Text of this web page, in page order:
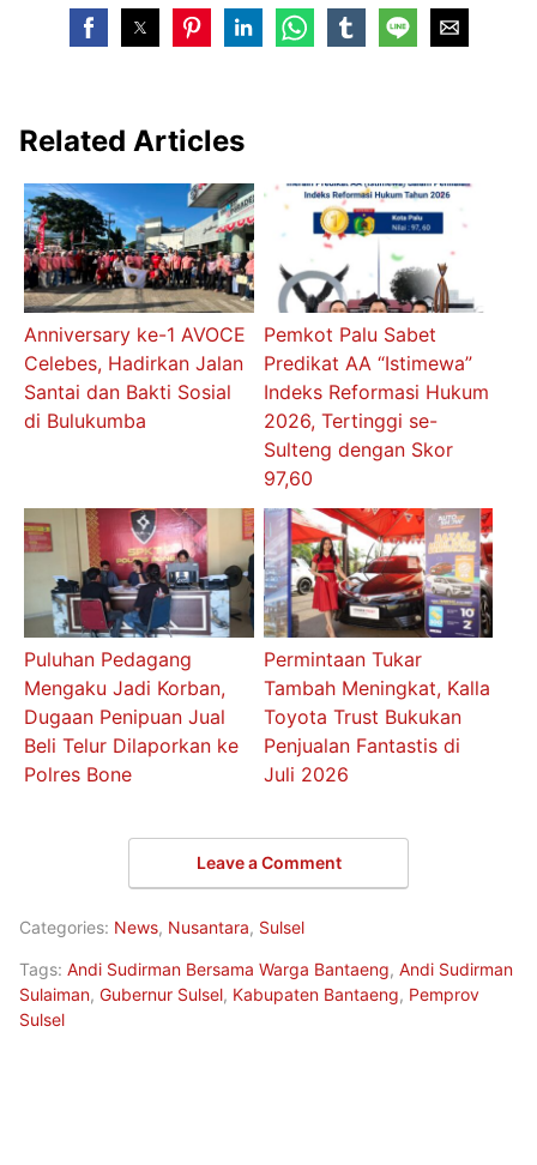
Related Articles
Anniversary ke-1 AVOCE
Celebes, Hadirkan Jalan
Santai dan Bakti Sosial
di Bulukumba
Pemkot Palu Sabet
Predikat AA “Istimewa”
Indeks Reformasi Hukum
2026, Tertinggi se-
Sulteng dengan Skor
97,60
Puluhan Pedagang
Mengaku Jadi Korban,
Dugaan Penipuan Jual
Beli Telur Dilaporkan ke
Polres Bone
Permintaan Tukar
Tambah Meningkat, Kalla
Toyota Trust Bukukan
Penjualan Fantastis di
Juli 2026
Leave a Comment
Categories: News, Nusantara, Sulsel
Tags: Andi Sudirman Bersama Warga Bantaeng, Andi Sudirman
Sulaiman, Gubernur Sulsel, Kabupaten Bantaeng, Pemprov
Sulsel